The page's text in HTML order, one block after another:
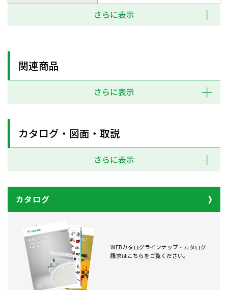
さらに表示
関連商品
さらに表示
カタログ・図面・取説
さらに表示
カタログ
WEBカタログラインナップ・カタログ
請求はこちらをご覧ください。